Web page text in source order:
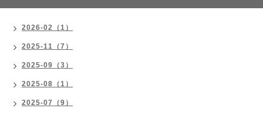
2026-02（1）
2025-11（7）
2025-09（3）
2025-08（1）
2025-07（9）